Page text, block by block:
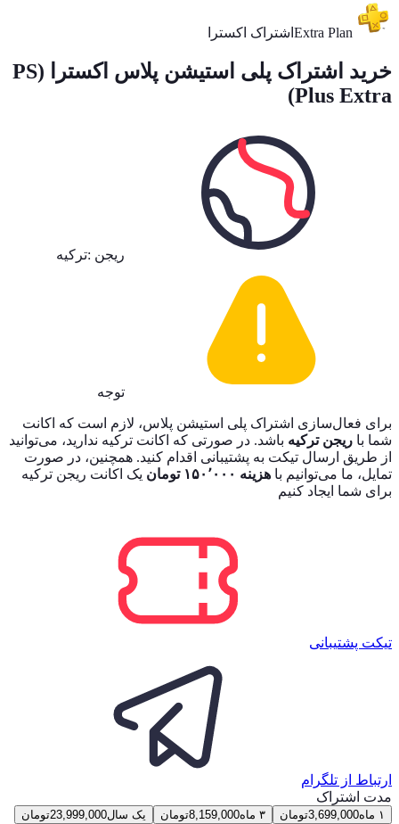
Extra Plan اشتراک اکسترا
خرید اشتراک پلی استیشن پلاس اکسترا (PS
Plus Extra)
ریجن :ترکیه
توجه
برای فعال‌سازی اشتراک پلی استیشن پلاس، لازم است که اکانت
شما با ریجن ترکیه باشد. در صورتی که اکانت ترکیه ندارید، می‌توانید
از طریق ارسال تیکت به پشتیبانی اقدام کنید. همچنین، در صورت
تمایل، ما می‌توانیم با هزینه ۱۵۰٬۰۰۰ تومان
یک اکانت ریجن ترکیه
برای شما ایجاد کنیم
تیکت پشتیبانی
ارتباط از تلگرام
مدت اشتراک
۱ ماه 3,699,000تومان ۳ ماه 8,159,000تومان یک سال23,999,000تومان